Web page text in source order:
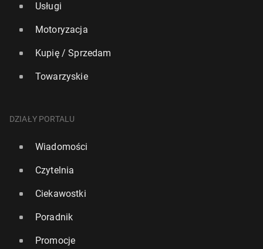
Usługi
Motoryzacja
Kupię / Sprzedam
Towarzyskie
DZIAŁY PORTALU
Wiadomości
Czytelnia
Ciekawostki
Poradnik
Promocje